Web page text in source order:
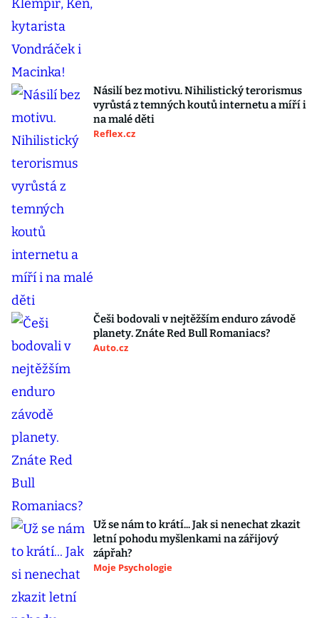
Násilí bez motivu. Nihilistický terorismus
vyrůstá z temných koutů internetu a míří i
na malé děti
Reflex.cz
Češi bodovali v nejtěžším enduro závodě
planety. Znáte Red Bull Romaniacs?
Auto.cz
Už se nám to krátí... Jak si nenechat zkazit
letní pohodu myšlenkami na zářijový
zápřah?
Moje Psychologie